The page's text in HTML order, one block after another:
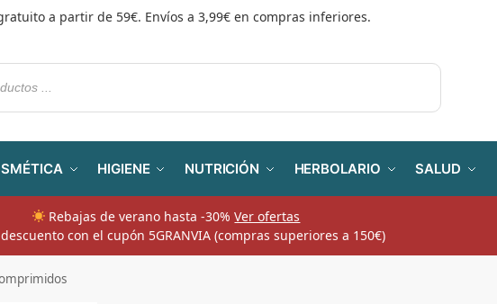
a partir de 59€. Envíos a 3,99€ en compras inferiores.
HIGIENE NUTRICIÓN HERBOLARIO SALUD
Rebajas de verano hasta -30%Ver ofertas
descuento con el cupón 5GRANVIA (compras superiores a 150€)